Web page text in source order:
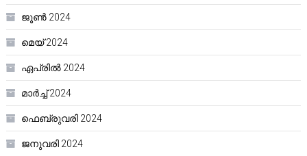
ജൂൺ 2024
മെയ്‌ 2024
ഏപ്രിൽ 2024
മാർച്ച്‌ 2024
ഫെബ്രുവരി 2024
ജനുവരി 2024